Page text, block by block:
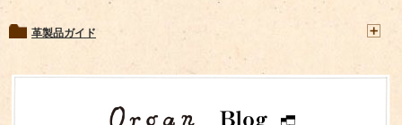
革製品ガイド